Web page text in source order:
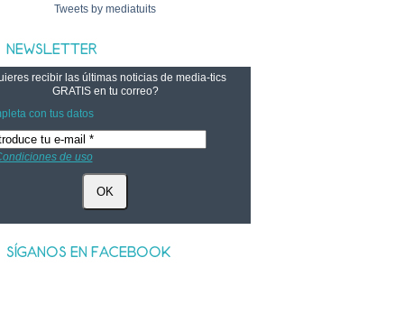
Tweets by mediatuits
recibir las últimas noticias de media-tics
GRATISen tu correo?
con tus datos
de uso